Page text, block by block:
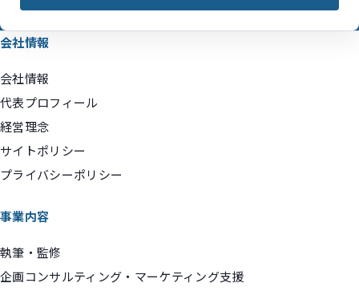
会社情報
会社情報
代表プロフィール
経営理念
サイトポリシー
プライバシーポリシー
事業内容
執筆・監修
企画コンサルティング・マーケティング支援